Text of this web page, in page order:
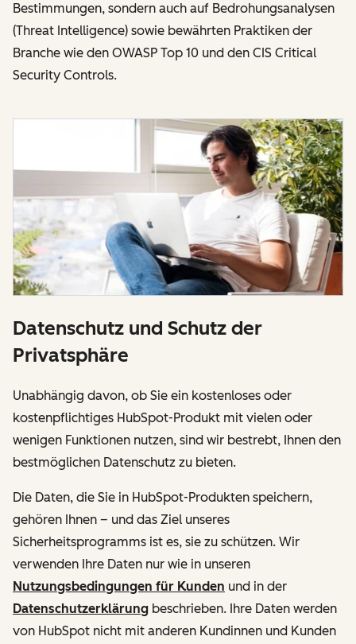
Bestimmungen, sondern auch auf Bedrohungsanalysen
(Threat Intelligence) sowie bewährten Praktiken der
Branche wie den OWASP Top 10 und den CIS Critical
Security Controls.
Datenschutz und Schutz der
Privatsphäre
Unabhängig davon, ob Sie ein kostenloses oder
kostenpflichtiges HubSpot-Produkt mit vielen oder
wenigen Funktionen nutzen, sind wir bestrebt, Ihnen den
bestmöglichen Datenschutz zu bieten.
Die Daten, die Sie in HubSpot-Produkten speichern,
gehören Ihnen – und das Ziel unseres
Sicherheitsprogramms ist es, sie zu schützen. Wir
verwenden Ihre Daten nur wie in unseren
Nutzungsbedingungen für Kunden und in der
Datenschutzerklärung beschrieben. Ihre Daten werden
von HubSpot nicht mit anderen Kundinnen und Kunden